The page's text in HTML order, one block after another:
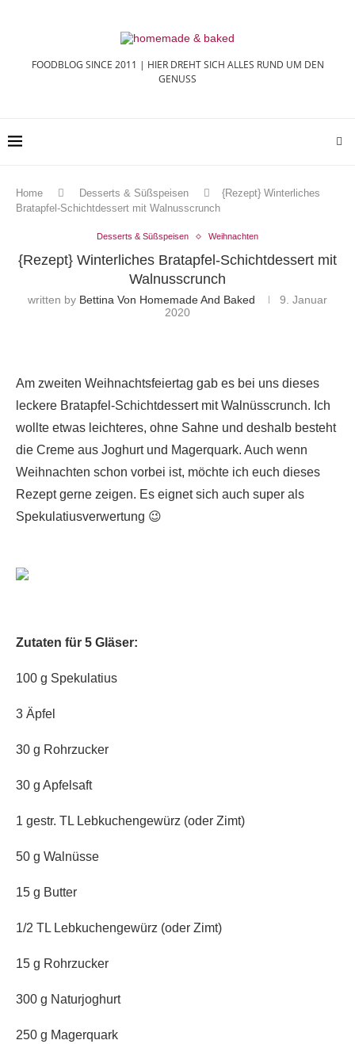
FOODBLOG SINCE 2011 | HIER DREHT SICH ALLES RUND UM DEN
GENUSS
Home Desserts & Süßspeisen
{Rezept} Winterliches
Bratapfel-Schichtdessert mit Walnusscrunch
Desserts & Süßspeisen Weihnachten
{Rezept} Winterliches Bratapfel-Schichtdessert mit
Walnusscrunch
written by Bettina Von Homemade And Baked
9. Januar
2020
Am zweiten Weihnachtsfeiertag gab es bei uns dieses
leckere Bratapfel-Schichtdessert mit Walnüsscrunch. Ich
wollte etwas leichteres, ohne Sahne und deshalb besteht
die Creme aus Joghurt und Magerquark. Auch wenn
Weihnachten schon vorbei ist, möchte ich euch dieses
Rezept gerne zeigen. Es eignet sich auch super als
Spekulatiusverwertung 😉
Zutaten für 5 Gläser:
100 g Spekulatius
3 Äpfel
30 g Rohrzucker
30 g Apfelsaft
1 gestr. TL Lebkuchengewürz (oder Zimt)
50 g Walnüsse
15 g Butter
1/2 TL Lebkuchengewürz (oder Zimt)
15 g Rohrzucker
300 g Naturjoghurt
250 g Magerquark